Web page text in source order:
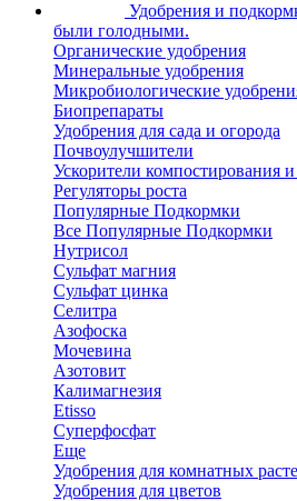
Удобрения и
были голодными.
Органические удобрения
Минеральные удобрения
Микробиологические
Биопрепараты
Удобрения для сада и огорода
Почвоулучшители
Ускорители компостирования
Регуляторы роста
Популярные Подкормки
Все Популярные Подкормки
Нутрисол
Сульфат магния
Сульфат цинка
Селитра
Азофоска
Мочевина
Азотовит
Калимагнезия
Etisso
Суперфосфат
Еще
Удобрения для комнатных
Удобрения для цветов